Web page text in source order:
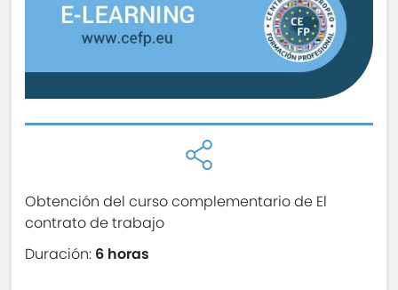
Obtención del curso complementario de El
contrato de trabajo
Duración: 6 horas